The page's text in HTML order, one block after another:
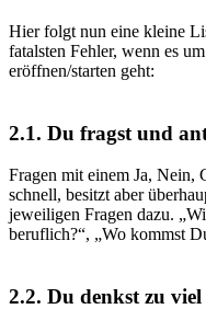
Hier folgt nun eine kleine
fatalsten Fehler, wenn es
eröffnen/starten geht:
2.1. Du fragst und
Fragen mit einem Ja, Nein,
schnell, besitzt aber
jeweiligen Fragen dazu. „
beruflich?“, „Wo kommst
2.2. Du denkst zu